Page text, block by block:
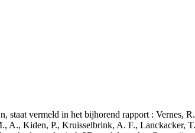
staat vermeld in het bijhorend rapport :
A., Kiden, P., Kruisselbrink, A. F., Lanckacker,